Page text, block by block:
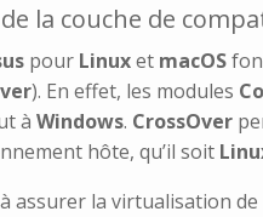
la couche de
pour Linuxet macOS
). En effet, les modules
à Windows. CrossOver
hôte, qu’il soit
assurer la virtualisation de